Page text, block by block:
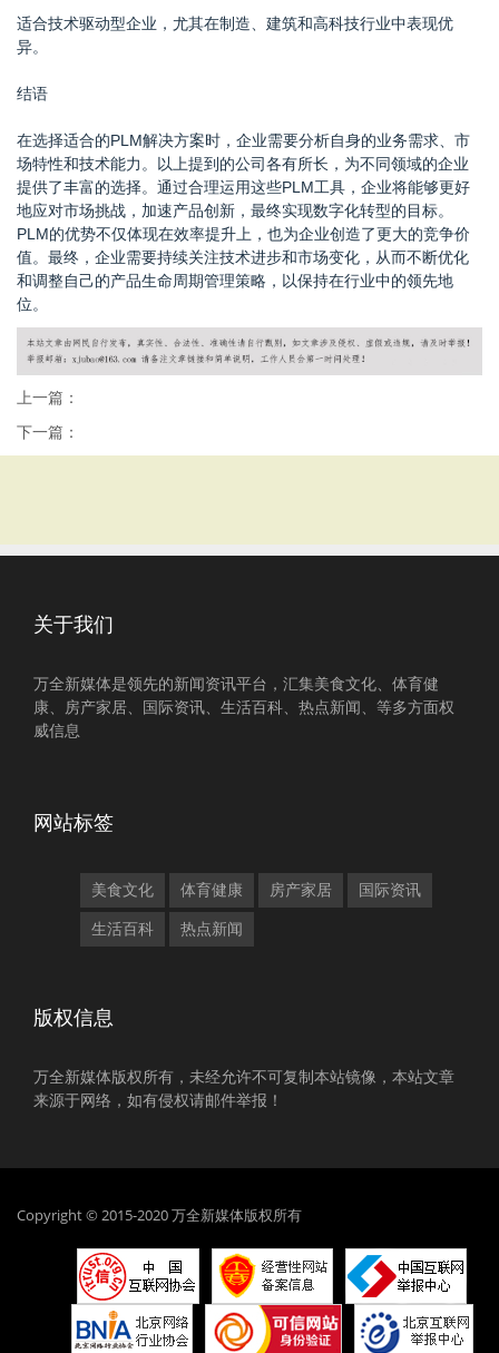
适合技术驱动型企业，尤其在制造、建筑和高科技行业中表现优
异。
结语
在选择适合的PLM解决方案时，企业需要分析自身的业务需求、市
场特性和技术能力。以上提到的公司各有所长，为不同领域的企业
提供了丰富的选择。通过合理运用这些PLM工具，企业将能够更好
地应对市场挑战，加速产品创新，最终实现数字化转型的目标。
PLM的优势不仅体现在效率提升上，也为企业创造了更大的竞争价
值。最终，企业需要持续关注技术进步和市场变化，从而不断优化
和调整自己的产品生命周期管理策略，以保持在行业中的领先地
位。
上一篇：
下一篇：
关于我们
万全新媒体是领先的新闻资讯平台，汇集美食文化、体育健
康、房产家居、国际资讯、生活百科、热点新闻、等多方面权
威信息
网站标签
美食文化 体育健康 房产家居 国际资讯
生活百科 热点新闻
版权信息
万全新媒体版权所有，未经允许不可复制本站镜像，本站文章
来源于网络，如有侵权请邮件举报！
Copyright © 2015-2020 万全新媒体版权所有